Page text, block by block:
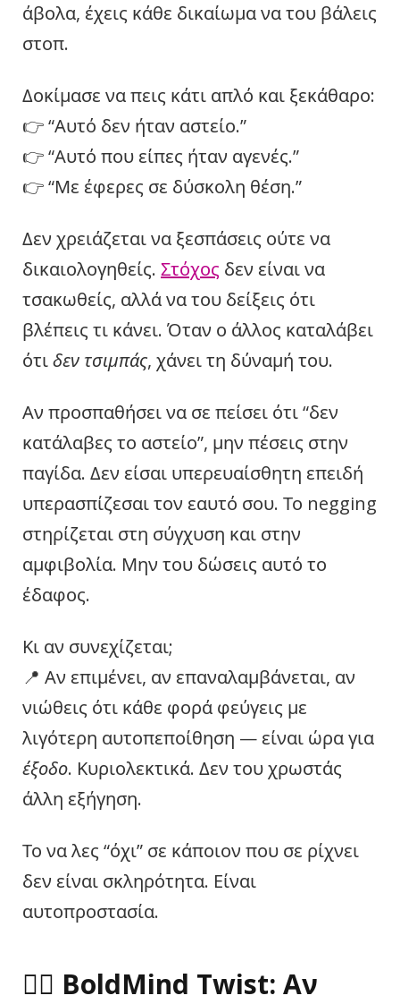
άβολα, έχεις κάθε δικαίωμα να του βάλεις
στοπ.
Δοκίμασε να πεις κάτι απλό και ξεκάθαρο:
👉 “Αυτό δεν ήταν αστείο.”
👉 “Αυτό που είπες ήταν αγενές.”
👉 “Με έφερες σε δύσκολη θέση.”
Δεν χρειάζεται να ξεσπάσεις ούτε να
δικαιολογηθείς. Στόχος δεν είναι να
τσακωθείς, αλλά να του δείξεις ότι
βλέπεις τι κάνει. Όταν ο άλλος καταλάβει
ότιδεν τσιμπάς, χάνει τη δύναμή του.
Αν προσπαθήσει να σε πείσει ότι “δεν
κατάλαβες το αστείο”, μην πέσεις στην
παγίδα. Δεν είσαι υπερευαίσθητη επειδή
υπερασπίζεσαι τον εαυτό σου. Το negging
στηρίζεται στη σύγχυση και στην
αμφιβολία. Μην του δώσεις αυτό το
έδαφος.
Κι αν συνεχίζεται;
📍 Αν επιμένει, αν επαναλαμβάνεται, αν
νιώθεις ότι κάθε φορά φεύγεις με
λιγότερη αυτοπεποίθηση — είναι ώρα για
έξοδο. Κυριολεκτικά. Δεν του χρωστάς
άλλη εξήγηση.
Το να λες “όχι” σε κάποιον που σε ρίχνει
δεν είναι σκληρότητα. Είναι
αυτοπροστασία.
🧘‍♀️ BoldMind Twist: Αν